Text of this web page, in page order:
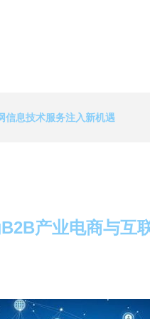
信息技术服务注入新机遇
产业电商与互